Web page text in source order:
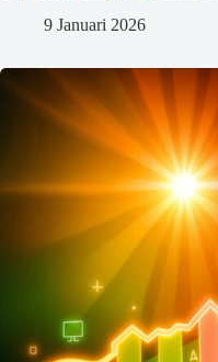
9 Januari 2026